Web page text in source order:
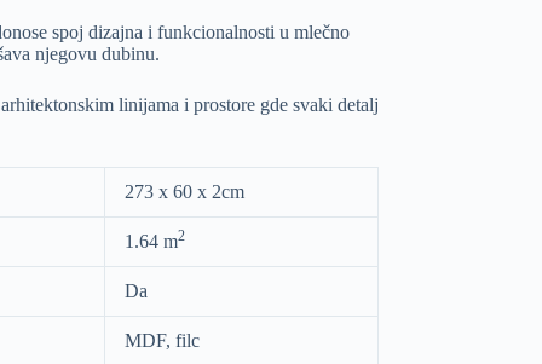
spoj dizajna i funkcionalnosti u mlečno
njegovu dubinu.
linijama i prostore gde svaki detalj
273 x 60 x 2cm
1.64 m2
Da
MDF, filc